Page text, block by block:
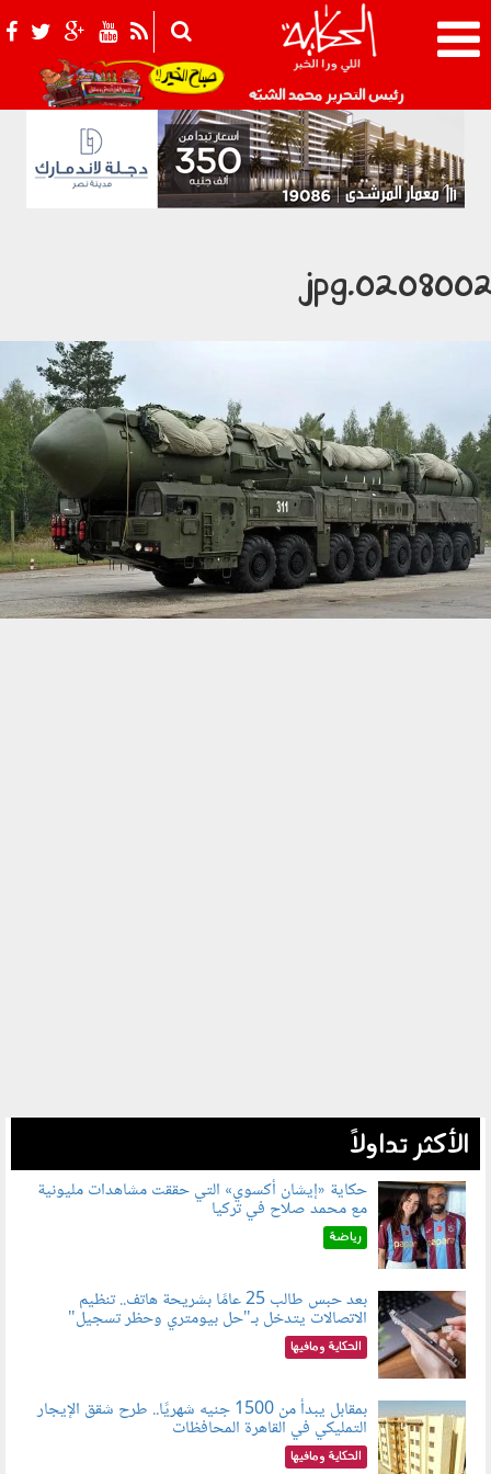
رئيس التحرير محمد الشبّه 021_2.png
الأكثر تداولاً
080802.jpg
حكاية «إيشان أكسوي» التي حققت مشاهدات مليونية
مع محمد صلاح في تركيا
رياضة
080803.jpg
بعد حبس طالب 25 عامًا بشريحة هاتف.. تنظيم
الاتصالات يتدخل بـ"حل بيومتري وحظر تسجيل"
الحكاية ومافيها
080801.jpg
بمقابل يبدأ من 1500 جنيه شهريًا.. طرح شقق الإيجار
التمليكي في القاهرة المحافظات
الحكاية ومافيها